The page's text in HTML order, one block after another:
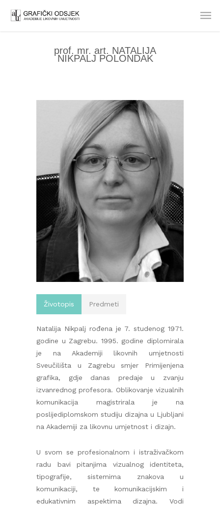
prof. mr. art. NATALIJA
NIKPALJ POLONDAK
Životopis Predmeti
Natalija Nikpalj rođena je 7. studenog 1971.
godine u Zagrebu. 1995. godine diplomirala
je na Akademiji likovnih umjetnosti
Sveučilišta u Zagrebu smjer Primijenjena
grafika, gdje danas predaje u zvanju
izvanrednog profesora. Oblikovanje vizualnih
komunikacija magistrirala je na
poslijediplomskom studiju dizajna u Ljubljani
na Akademiji za likovnu umjetnost i dizajn.
U svom se profesionalnom i istraživačkom
radu bavi pitanjima vizualnog identiteta,
tipografije, sistemima znakova u
komunikaciji, te komunikacijskim i
edukativnim aspektima dizajna. Vodi